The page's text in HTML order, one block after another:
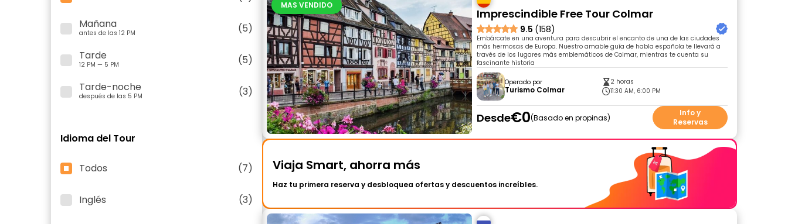
Mañana
antes de las 12 PM
(5)
Tarde
12 PM — 5 PM
(5)
Tarde-noche
después de las 5 PM (3)
Idioma del Tour
Todos (7)
Inglés (3)
MAS VENDIDO
Imprescindible Free Tour Colmar
9.5 (158)
Embárcate en una aventura para descubrir el encanto de una de las ciudades
más hermosas de Europa. Nuestro amable guía de habla española te llevará a
través de los lugares más emblemáticos de Colmar, mientras te cuenta su
fascinante historia
Operado por
Turismo Colmar
2 horas
11:30 AM, 6:00 PM
Desde€0 Basado en propinas
Info y
Reservas
Viaja Smart, ahorra más
Haz tu primera reserva y desbloquea ofertas y descuentos increíbles.